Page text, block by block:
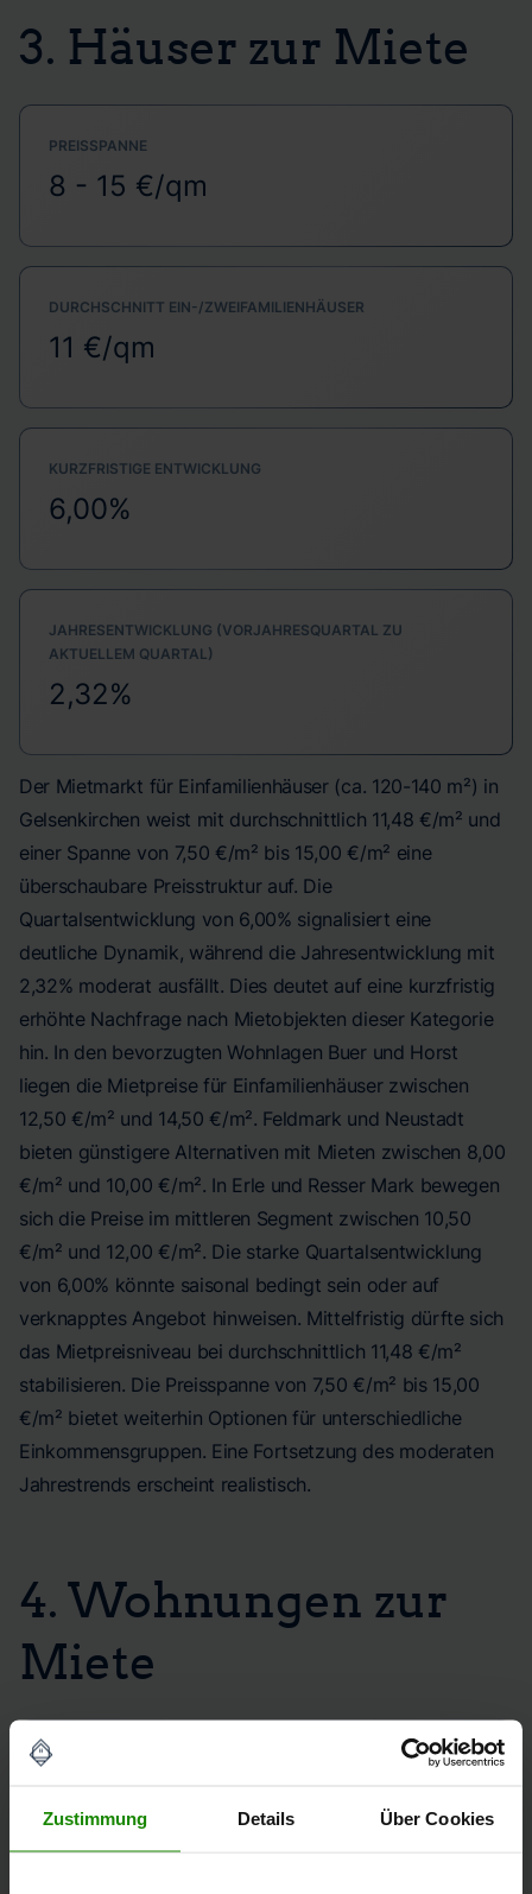
Zustimmung Details Über Cookies
3. Häuser zur Miete
PREISSPANNE
8 - 15 €/qm
DURCHSCHNITT EIN-/ZWEIFAMILIENHÄUSER
11 €/qm
KURZFRISTIGE ENTWICKLUNG
6,00%
JAHRESENTWICKLUNG (VORJAHRESQUARTAL ZU
AKTUELLEM QUARTAL)
2,32%
Der Mietmarkt für Einfamilienhäuser (ca. 120-140 m²) in
Gelsenkirchen weist mit durchschnittlich 11,48 €/m² und
einer Spanne von 7,50 €/m² bis 15,00 €/m² eine
überschaubare Preisstruktur auf. Die
Quartalsentwicklung von 6,00% signalisiert eine
deutliche Dynamik, während die Jahresentwicklung mit
2,32% moderat ausfällt. Dies deutet auf eine kurzfristig
erhöhte Nachfrage nach Mietobjekten dieser Kategorie
hin. In den bevorzugten Wohnlagen Buer und Horst
liegen die Mietpreise für Einfamilienhäuser zwischen
12,50 €/m² und 14,50 €/m². Feldmark und Neustadt
bieten günstigere Alternativen mit Mieten zwischen 8,00
€/m² und 10,00 €/m². In Erle und Resser Mark bewegen
sich die Preise im mittleren Segment zwischen 10,50
€/m² und 12,00 €/m². Die starke Quartalsentwicklung
von 6,00% könnte saisonal bedingt sein oder auf
verknapptes Angebot hinweisen. Mittelfristig dürfte sich
das Mietpreisniveau bei durchschnittlich 11,48 €/m²
stabilisieren. Die Preisspanne von 7,50 €/m² bis 15,00
€/m² bietet weiterhin Optionen für unterschiedliche
Einkommensgruppen. Eine Fortsetzung des moderaten
Jahrestrends erscheint realistisch.
4. Wohnungen zur
Miete
PREISSPANNE